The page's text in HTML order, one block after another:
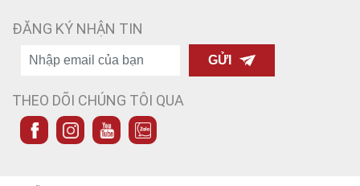
ĐĂNG KÝ NHẬN TIN
GỬI
THEO DÕI CHÚNG TÔI QUA